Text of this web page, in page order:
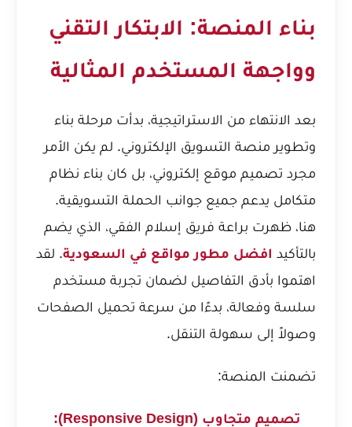
بناء المنصة: الابتكار التقني
وواجهة المستخدم المثالية
بعد الانتهاء من الاستراتيجية، بدأت مرحلة بناء
وتطوير منصة التسويق الإلكتروني. لم يكن الأمر
مجرد تصميم موقع إلكتروني، بل كان بناء نظام
متكامل يدعم جميع جوانب الحملة التسويقية.
هنا، ظهرت براعة فريق إسلام الفقي، الذي يضم
بالتأكيد افضل مطور مواقع في السعودية. لقد
اهتموا بأدق التفاصيل لضمان تجربة مستخدم
سلسة وفعالة، بدءًا من سرعة تحميل الصفحات
وصولاً إلى سهولة التنقل.
تضمنت المنصة:
تصميم متجاوب (Responsive Design):